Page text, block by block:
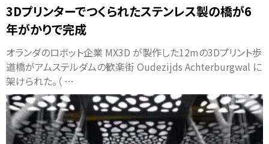
3Dプリンターでつくられたステンレス製の橋が6
年がかりで完成
オランダのロボット企業 MX3D が製作した12mの3Dプリント歩
道橋がアムステルダムの歓楽街 Oudezijds Achterburgwal に
架けられた。（ …